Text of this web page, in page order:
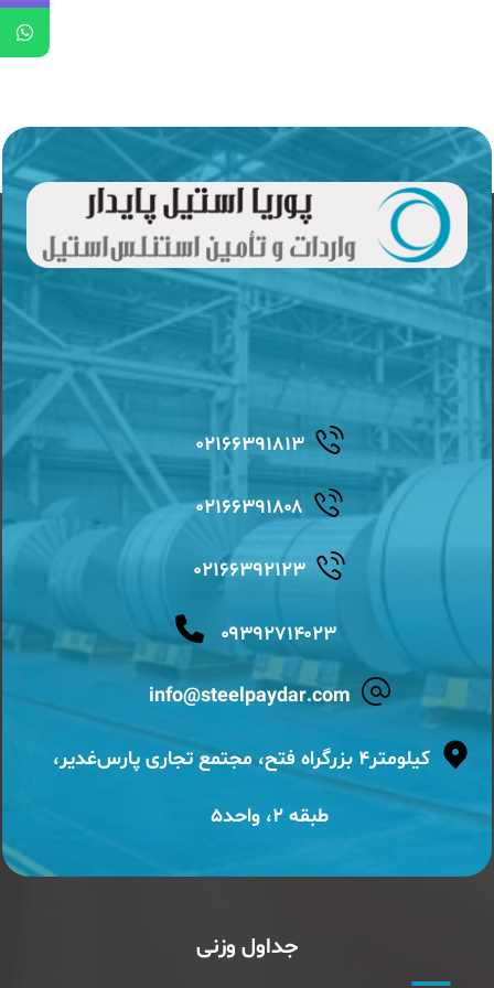
۰۲۱۶۶۳۹۱۸۱۳
۰۲۱۶۶۳۹۱۸۰۸
۰۲۱۶۶۳۹۲۱۲۳
۰۹۳۹۲۷۱۴۰۲۳
info@steelpaydar.com
کیلومتر۴ بزرگراه فتح، مجتمع تجاری پارس‌غدیر،
طبقه ۲، واحد۵
جداول وزنی